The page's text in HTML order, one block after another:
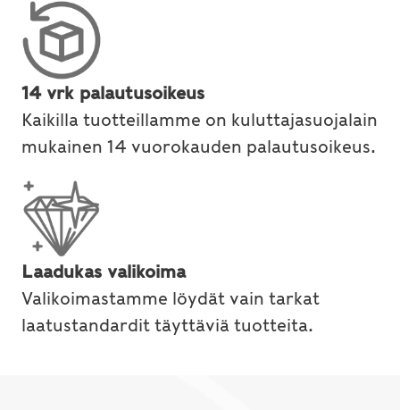
14 vrk palautusoikeus
Kaikilla tuotteillamme on kuluttajasuojalain
mukainen 14 vuorokauden palautusoikeus.
Laadukas valikoima
Valikoimastamme löydät vain tarkat
laatustandardit täyttäviä tuotteita.